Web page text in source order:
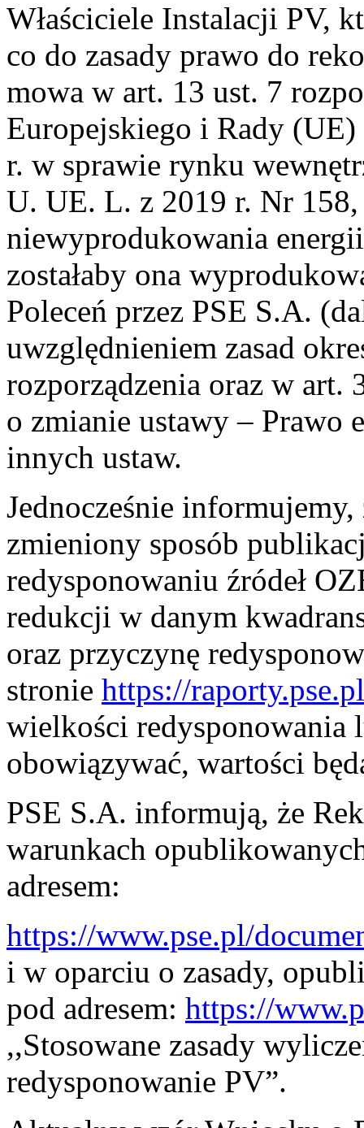
Właściciele Instalacji PV,
co do zasady prawo do
mowa w art. 13 ust. 7
Europejskiego i Rady
r. w sprawie rynku
U. UE. L. z 2019 r. Nr
niewyprodukowania
zostałaby ona
Poleceń przez PSE S.A.
uwzględnieniem zasad
rozporządzenia oraz w art.
o zmianie ustawy – Prawo
innych ustaw.
Jednocześnie informujemy,
zmieniony sposób
redysponowaniu źródeł
redukcji w danym
oraz przyczynę
stronie https://
wielkości redysponowania
obowiązywać, wartości
PSE S.A. informują, że
warunkach
adresem:
https://www.pse.pl/
i w oparciu o zasady,
pod adresem: https://
,,Stosowane zasady
redysponowanie PV”.